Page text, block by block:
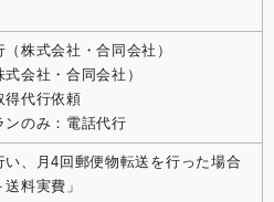
株式会社・合同会社）
会社・合同会社）
得代行依頼
ンのみ：電話代行
い、月4回郵便物転送を行った場合
送料実費」